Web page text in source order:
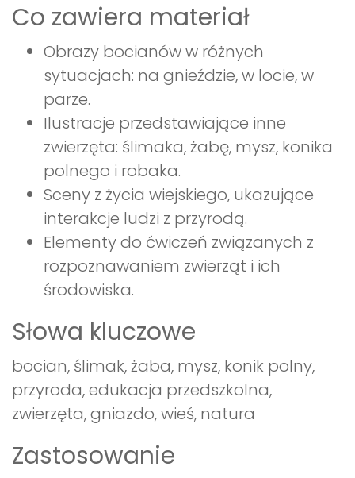
Co zawiera materiał
Obrazy bocianów w różnych
sytuacjach: na gnieździe, w locie, w
parze.
Ilustracje przedstawiające inne
zwierzęta: ślimaka, żabę, mysz, konika
polnego i robaka.
Sceny z życia wiejskiego, ukazujące
interakcje ludzi z przyrodą.
Elementy do ćwiczeń związanych z
rozpoznawaniem zwierząt i ich
środowiska.
Słowa kluczowe
bocian, ślimak, żaba, mysz, konik polny,
przyroda, edukacja przedszkolna,
zwierzęta, gniazdo, wieś, natura
Zastosowanie